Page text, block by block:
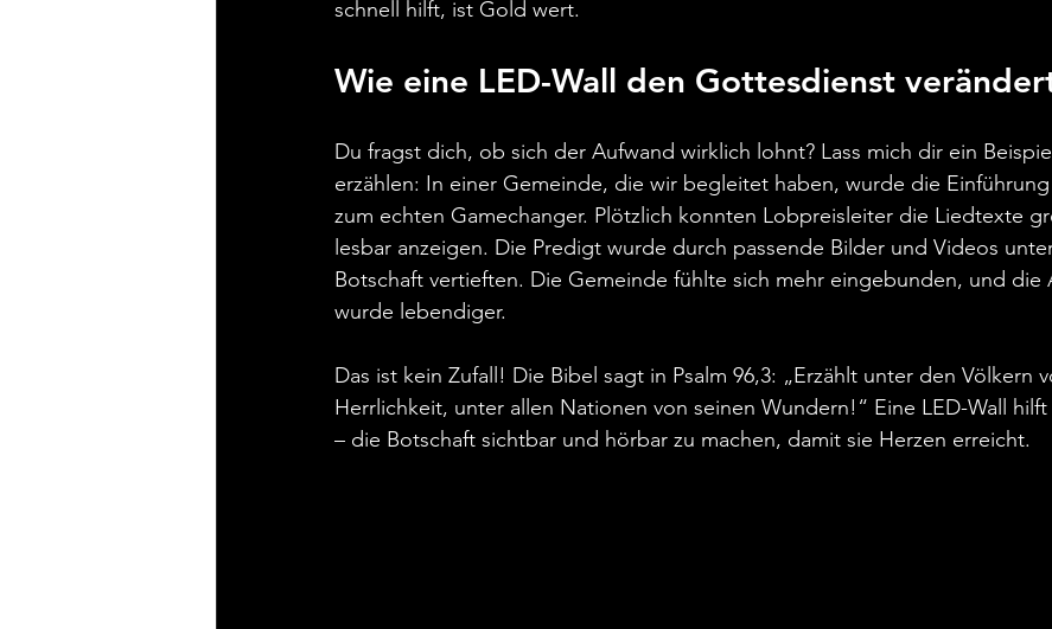
schnell hilft, ist Gold wert.
Wie eine LED-Wall den Gottesdienst
Du fragst dich, ob sich der Aufwand wirklich lohnt? Lass mich dir ein
erzählen: In einer Gemeinde, die wir begleitet haben, wurde die Einführung
zum echten Gamechanger. Plötzlich konnten Lobpreisleiter die Liedtexte
lesbar anzeigen. Die Predigt wurde durch passende Bilder und Videos
Botschaft vertieften. Die Gemeinde fühlte sich mehr eingebunden, und die
wurde lebendiger.
Das ist kein Zufall! Die Bibel sagt in Psalm 96,3: „Erzählt unter den Völkern
Herrlichkeit, unter allen Nationen von seinen Wundern!“ Eine LED-Wall
– die Botschaft sichtbar und hörbar zu machen, damit sie Herzen erreicht.